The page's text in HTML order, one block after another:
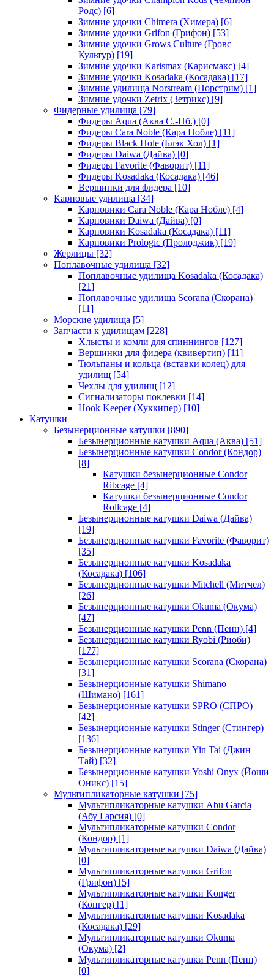
Родс) [6]
Зимние удочки Chimera (Химера) [6]
Зимние удочки Grifon (Грифон) [53]
Зимние удочки Grows Culture (Гровс
Культур) [19]
Зимние удочки Karismax (Карисмакс) [4]
Зимние удочки Kosadaka (Косадака) [17]
Зимние удилища Norstream (Норстрим) [1]
Зимние удочки Zetrix (Зетрикс) [9]
Фидерные удилища [79]
Фидеры Aqua (Аква С.-Пб.) [0]
Фидеры Cara Noble (Кара Нобле) [11]
Фидеры Black Hole (Блэк Хол) [1]
Фидеры Daiwa (Дайва) [0]
Фидеры Favorite (Фаворит) [11]
Фидеры Kosadaka (Косадака) [46]
Вершинки для фидера [10]
Карповые удилища [34]
Карповики Cara Noble (Кара Нобле) [4]
Карповики Daiwa (Дайва) [0]
Карповики Kosadaka (Косадака) [11]
Карповики Prologic (Пролоджик) [19]
Жерлицы [32]
Поплавочные удилища [32]
Поплавочные удилища Kosadaka (Косадака)
[21]
Поплавочные удилища Scorana (Скорана)
[11]
Морские удилища [5]
Запчасти к удилищам [228]
Хлысты и комли для спиннингов [127]
Вершинки для фидера (квивертип) [11]
Тюльпаны и кольца (вставки колец) для
удилищ [54]
Чехлы для удилищ [12]
Сигнализаторы поклевки [14]
Hook Keeper (Хуккипер) [10]
Катушки
Безынерционные катушки [890]
Безынерционные катушки Aqua (Аква) [51]
Безынерционные катушки Condor (Кондор)
[8]
Катушки безынерционные Condor
Ribcage [4]
Катушки безынерционные Condor
Rollcage [4]
Безынерционные катушки Daiwa (Дайва)
[19]
Безынерционные катушки Favorite (Фаворит)
[35]
Безынерционные катушки Kosadaka
(Косадака) [106]
Безынерционные катушки Mitchell (Митчел)
[26]
Безынерционные катушки Okuma (Окума)
[47]
Безынерционные катушки Penn (Пенн) [4]
Безынерционные катушки Ryobi (Риоби)
[177]
Безынерционные катушки Scorana (Скорана)
[31]
Безынерционные катушки Shimano
(Шимано) [161]
Безынерционные катушки SPRO (СПРО)
[42]
Безынерционные катушки Stinger (Стингер)
[136]
Безынерционные катушки Yin Tai (Джин
Тай) [32]
Безынерционные катушки Yoshi Onyx (Йоши
Оникс) [15]
Мультипликаторные катушки [75]
Мультипликаторные катушки Abu Garcia
(Абу Гарсия) [0]
Мультипликаторные катушки Condor
(Кондор) [1]
Мультипликаторные катушки Daiwa (Дайва)
[0]
Мультипликаторные катушки Grifon
(Грифон) [5]
Мультипликаторные катушки Konger
(Конгер) [1]
Мультипликаторные катушки Kosadaka
(Косадака) [29]
Мультипликаторные катушки Okuma
(Окума) [2]
Мультипликаторные катушки Penn (Пенн)
[0]